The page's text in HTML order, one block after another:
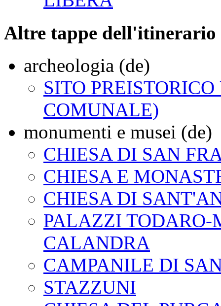
Altre tappe dell'itinerario
archeologia (de)
SITO
COMUNALE)
monumenti e musei (de)
CHIESA DI SAN
CHIESA E
CHIESA DI
PALAZZI TODARO-
CALANDRA
CAMPANILE DI
STAZZUNI